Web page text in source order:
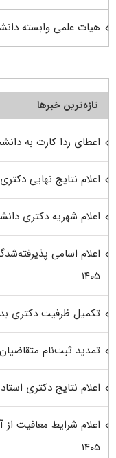
هیات علمی وابسته
تازه‌ترین خبرها
اعطای ردا کارت به
اعلام نتایج نهایی دکتری
اعلام شهریه دکتری دانشگاه
اعلام اسامی
۱۴۰۵
تکمیل ظرفیت دکتری
تمدید ثبت‌نام متقاضیان
اعلام نتایج دکتری
اعلام شرایط معافیت
۱۴۰۵